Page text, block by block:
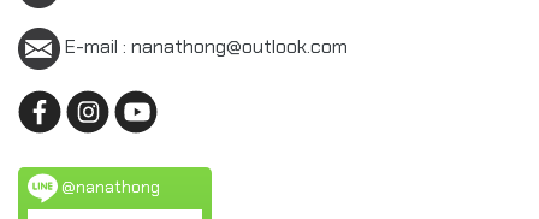
E-mail : nanathong@outlook.com
@nanathong